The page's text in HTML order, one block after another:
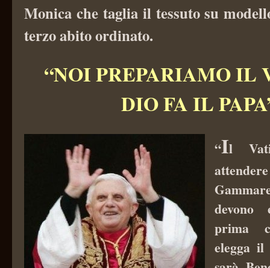
Monica che taglia il tessuto su
terzo abito ordinato.
“NOI PREPARIAMO IL
DIO FA IL
“Il
devono
prima
elegga il